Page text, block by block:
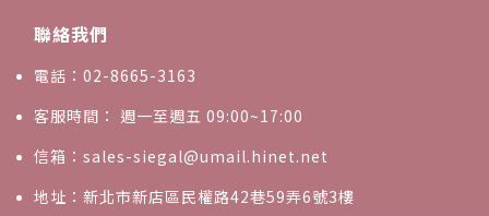
聯絡我們
電話：02-8665-3163
客服時間： 週一至週五 09:00~17:00
信箱：sales-siegal@umail.hinet.net
地址：新北市新店區民權路42巷59弄6號3樓